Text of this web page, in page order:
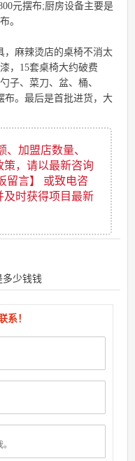
元摆布;厨房设备主要是
。
，麻辣烫店的桌椅不消太
，15套桌椅大约破费
子、菜刀、盆、桶、
布。最后是首批进货，大
加盟店数量、
，请以最新咨询
留言】 或致电咨
及时获得项目最新
多少钱钱
系！